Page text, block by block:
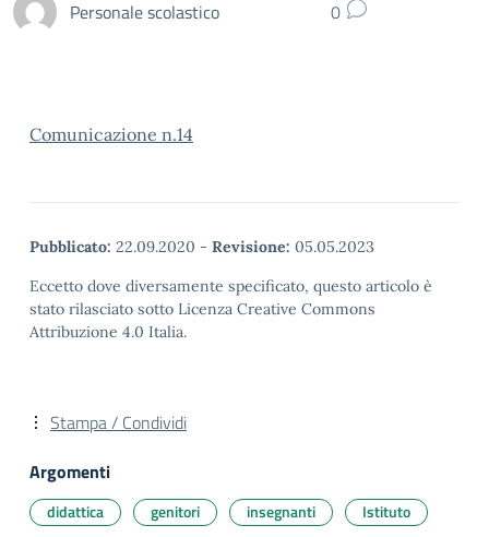
Personale scolastico 0
Comunicazione n.14
Pubblicato: 22.09.2020 - Revisione: 05.05.2023
Eccetto dove diversamente specificato, questo articolo è
stato rilasciato sotto Licenza Creative Commons
Attribuzione 4.0 Italia.
Stampa / Condividi
Argomenti
didattica genitori insegnanti Istituto